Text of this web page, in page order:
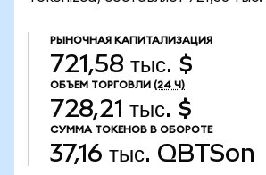
РЫНОЧНАЯ КАПИТАЛИЗАЦИЯ
721,58 тыс. $
ОБЪЕМ ТОРГОВЛИ (24 Ч)
728,21 тыс. $
СУММА ТОКЕНОВ В ОБОРОТЕ
37,16 тыс. QBTSon